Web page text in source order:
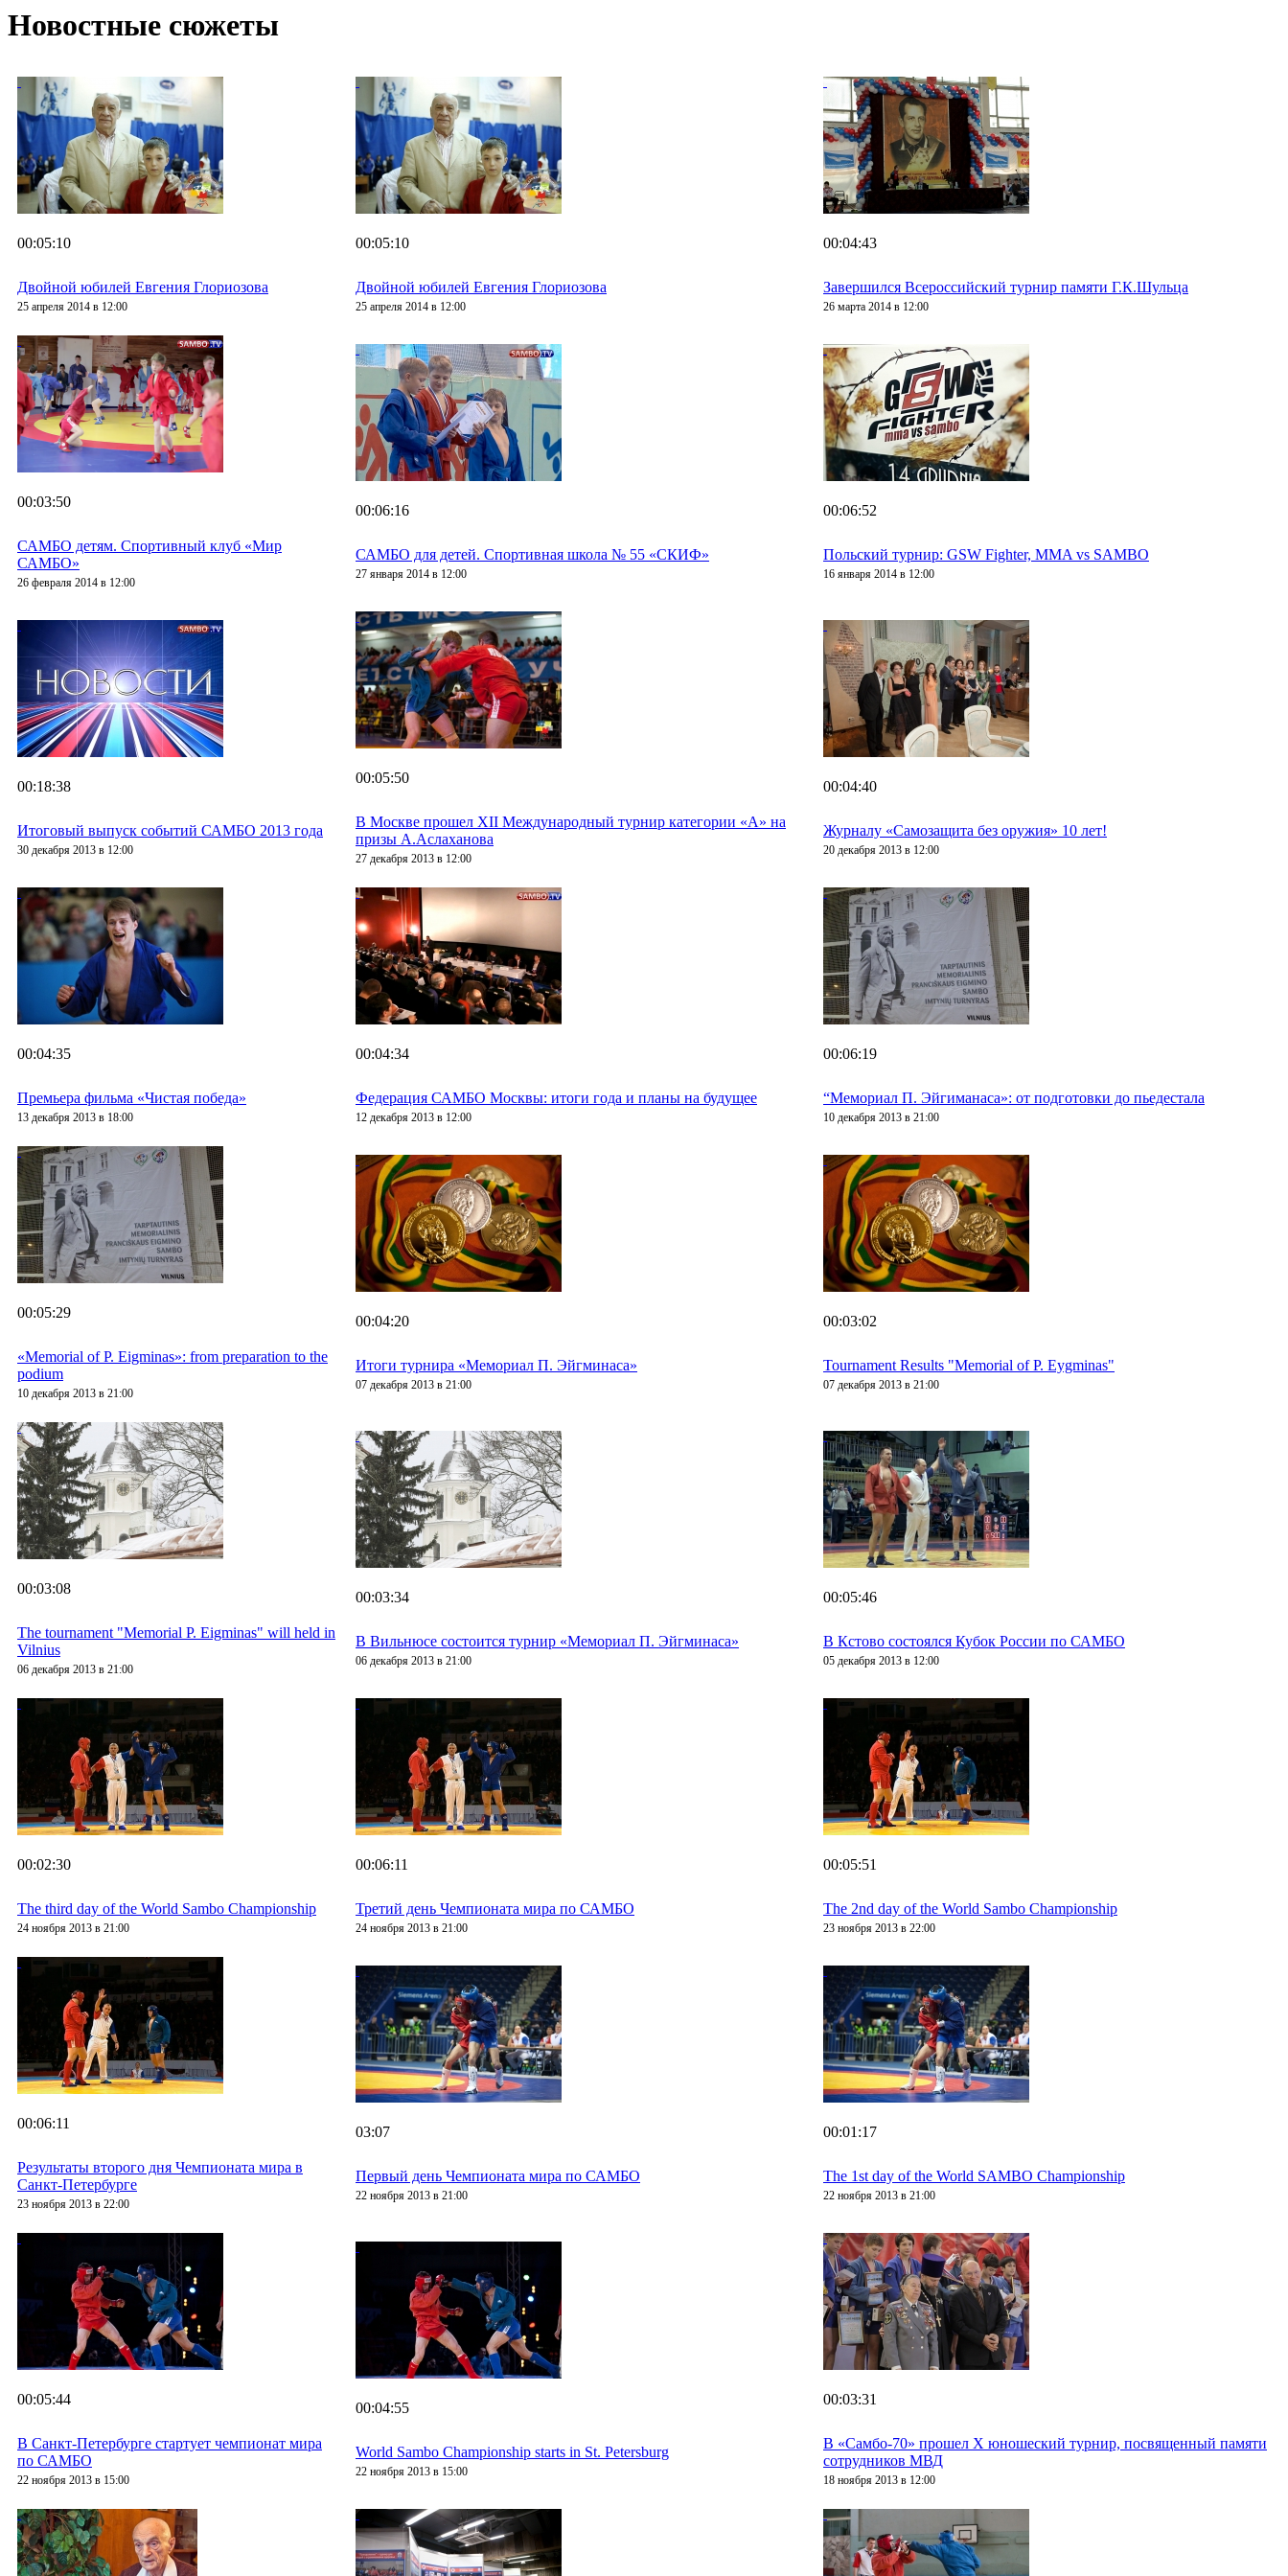
Новостные сюжеты
00:05:10
Двойной юбилей Евгения Глориозова
25 апреля 2014 в 12:00
00:05:10
Двойной юбилей Евгения Глориозова
25 апреля 2014 в 12:00
00:04:43
Завершился Всероссийский турнир памяти Г.К.Шульца
26 марта 2014 в 12:00
00:03:50
САМБО детям. Спортивный клуб «Мир
САМБО»
26 февраля 2014 в 12:00
00:06:16
САМБО для детей. Спортивная школа № 55 «СКИФ»
27 января 2014 в 12:00
00:06:52
Польский турнир: GSW Fighter, MMA vs SAMBO
16 января 2014 в 12:00
00:18:38
Итоговый выпуск событий САМБО 2013 года
30 декабря 2013 в 12:00
00:05:50
В Москве прошел XII Международный турнир категории «А» на
призы А.Аслаханова
27 декабря 2013 в 12:00
00:04:40
Журналу «Самозащита без оружия» 10 лет!
20 декабря 2013 в 12:00
00:04:35
Премьера фильма «Чистая победа»
13 декабря 2013 в 18:00
00:04:34
Федерация САМБО Москвы: итоги года и планы на будущее
12 декабря 2013 в 12:00
00:06:19
“Мемориал П. Эйгиманаса»: от подготовки до пьедестала
10 декабря 2013 в 21:00
00:05:29
«Memorial of P. Eigminas»: from preparation to the
podium
10 декабря 2013 в 21:00
00:04:20
Итоги турнира «Мемориал П. Эйгминаса»
07 декабря 2013 в 21:00
00:03:02
Tournament Results "Memorial of P. Eygminas"
07 декабря 2013 в 21:00
00:03:08
The tournament "Memorial P. Eigminas" will held in
Vilnius
06 декабря 2013 в 21:00
00:03:34
В Вильнюсе состоится турнир «Мемориал П. Эйгминаса»
06 декабря 2013 в 21:00
00:05:46
В Кстово состоялся Кубок России по САМБО
05 декабря 2013 в 12:00
00:02:30
The third day of the World Sambo Championship
24 ноября 2013 в 21:00
00:06:11
Третий день Чемпионата мира по САМБО
24 ноября 2013 в 21:00
00:05:51
The 2nd day of the World Sambo Championship
23 ноября 2013 в 22:00
00:06:11
Результаты второго дня Чемпионата мира в
Санкт-Петербурге
23 ноября 2013 в 22:00
03:07
Первый день Чемпионата мира по САМБО
22 ноября 2013 в 21:00
00:01:17
The 1st day of the World SAMBO Championship
22 ноября 2013 в 21:00
00:05:44
В Санкт-Петербурге стартует чемпионат мира
по САМБО
22 ноября 2013 в 15:00
00:04:55
World Sambo Championship starts in St. Petersburg
22 ноября 2013 в 15:00
00:03:31
В «Самбо-70» прошел X юношеский турнир, посвященный памяти
сотрудников МВД
18 ноября 2013 в 12:00